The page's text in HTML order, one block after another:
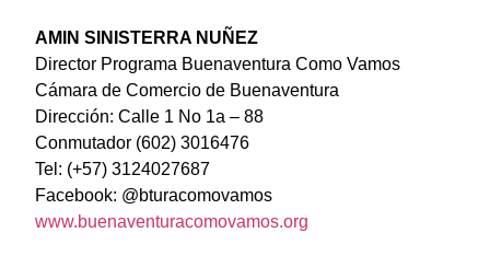
AMIN SINISTERRA NUÑEZ
Director Programa Buenaventura Como Vamos
Cámara de Comercio de Buenaventura
Dirección: Calle 1 No 1a – 88
Conmutador (602) 3016476
Tel: (+57) 3124027687
Facebook: @bturacomovamos
www.buenaventuracomovamos.org